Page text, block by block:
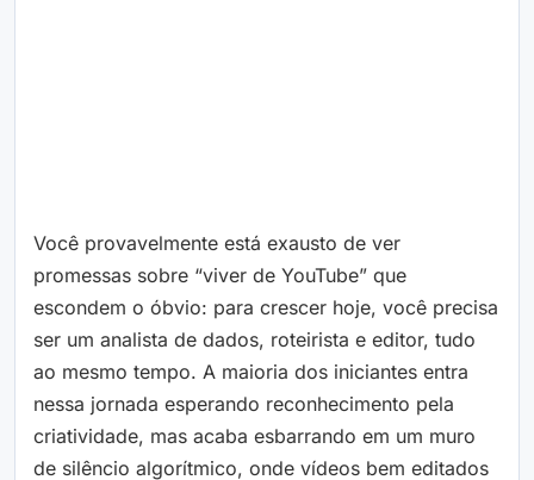
Você provavelmente está exausto de ver
promessas sobre “viver de YouTube” que
escondem o óbvio: para crescer hoje, você precisa
ser um analista de dados, roteirista e editor, tudo
ao mesmo tempo. A maioria dos iniciantes entra
nessa jornada esperando reconhecimento pela
criatividade, mas acaba esbarrando em um muro
de silêncio algorítmico, onde vídeos bem editados